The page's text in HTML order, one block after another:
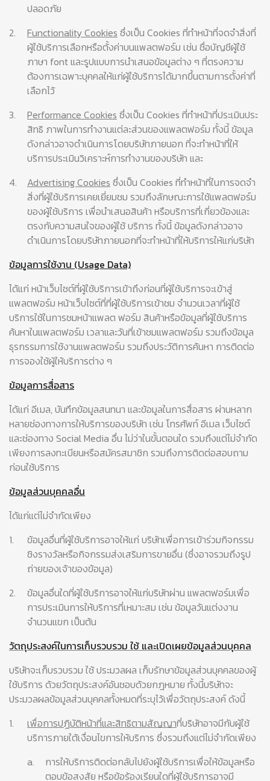
ปลอดภัย
2.
Functionality Cookies ซึ่งเป็น Cookies ที่ทำหน้าที่จดจำสิ่งที่
ผู้ใช้บริการเลือกหรือตั้งค่าบนแพลตฟอร์ม เช่น ชื่อบัญชีผู้ใช้
ภาษา font และรูปแบบการนำเสนอข้อมูลต่าง ๆ ที่ตรงความ
ต้องการเฉพาะบุคคลให้แก่ผู้ใช้บริการได้มากขึ้นตามการตั้งค่าที่
เลือกไว้
3.
Performance Cookies ซึ่งเป็น Cookies ที่ทำหน้าที่ประเมินประ
สิทธิ ภาพในการทำงานแต่ละส่วนของแพลตฟอร์ม ทั้งนี้ ข้อมูล
ดังกล่าวอาจดำเนินการโดยบริษัทภายนอก ที่จะทำหน้าที่ให้
บริการประเมินวิเคราะห์การทำงานของบริษัท และ
4.
Advertising Cookies ซึ่งเป็น Cookies ที่ทำหน้าที่ในการจดจำ
สิ่งที่ผู้ใช้บริการเคยเยี่ยมชม รวมถึงลักษณะการใช้แพลตฟอร์ม
ของผู้ใช้บริการ เพื่อนำเสนอสินค้า หรือบริการที่เกี่ยวข้องและ
ตรงกับความสนใจของผู้ใช้ บริการ ทั้งนี้ ข้อมูลดังกล่าวอาจ
ดำเนินการโดยบริษัทภายนอกที่จะทำหน้าที่ให้บริการให้แก่บริษัท
ข้อมูลการใช้งาน (Usage Data)
ได้แก่ หน้าเว็บไซต์ที่ผู้ใช้บริการเข้าถึงก่อนที่ผู้ใช้บริการจะเข้าสู่
แพลตฟอร์ม หน้าเว็บไซต์ที่ที่ผู้ใช้บริการเข้าชม จำนวนเวลาที่ผู้ใช้
บริการใช้ในการชมหน้าแพลต ฟอร์ม สินค้าหรือข้อมูลที่ผู้ใช้บริการ
ค้นหาในแพลตฟอร์ม เวลาและวันที่เข้าชมแพลตฟอร์ม รวมถึงข้อมูล
ธุรกรรมการใช้งานแพลตฟอร์ม รวมถึงประวัติการค้นหา การติดต่อ
การจองใช้ผู้ให้บริการต่าง ๆ
ข้อมูลการสื่อสาร
ได้แก่ อีเมล, บันทึกข้อมูลสนทนา และข้อมูลในการสื่อสาร ผ่านหลาก
หลายช่องทางการให้บริการของบริษัท เช่น โทรศัพท์ อีเมล เว็บไซต์
และช่องทาง Social Media อื่น ไม่ว่าในขั้นตอนใด รวมถึงแต่ไม่จำกัด
เพียงการลงทะเบียนหรือสมัครสมาชิก รวมถึงการติดต่อสอบถาม
ก่อนใช้บริการ
ข้อมูลส่วนบุคคลอื่น
ได้แก่แต่ไม่จำกัดเพียง
1.
ข้อมูลอื่นที่ผู้ใช้บริการอาจให้แก่ บริษัทเพื่อการเข้าร่วมกิจกรรม
ชิงรางวัลหรือกิจกรรมส่งเสริมการขายอื่น (ซึ่งอาจรวมถึงรูป
ถ่ายของเจ้าของข้อมูล)
2.
ข้อมูลอื่นใดที่ผู้ใช้บริการอาจให้แก่บริษัทผ่าน แพลตฟอร์มเพื่อ
การประเมินการให้บริการที่เหมาะสม เช่น ข้อมูลวันแต่งงาน
จำนวนแขก เป็นต้น
วัตถุประสงค์ในการเก็บรวบรวม ใช้ และเปิดเผยข้อมูลส่วนบุคคล
บริษัทจะเก็บรวบรวม ใช้ ประมวลผล เก็บรักษาข้อมูลส่วนบุคคลของผู้
ใช้บริการ ด้วยวัตถุประสงค์อันชอบด้วยกฎหมาย ทั้งนี้บริษัทจะ
ประมวลผลข้อมูลส่วนบุคคลทั้งหมดที่ระบุไว้เพื่อวัตถุประสงค์ ดังนี้
1.
เพื่อการปฏิบัติหน้าที่และสิทธิตามสัญญาที่บริษัทอาจมีกับผู้ใช้
บริการภายใต้เงื่อนไขการให้บริการ ซึ่งรวมถึงแต่ไม่จำกัดเพียง
a.
การให้บริการติดต่อกลับไปยังผู้ใช้บริการเพื่อให้ข้อมูลหรือ
ตอบข้อสงสัย หรือข้อร้องเรียนใดที่ผู้ใช้บริการอาจมี